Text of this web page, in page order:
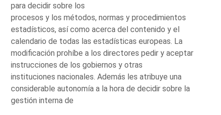
para decidir sobre los
procesos y los métodos, normas y procedimientos
estadísticos, así como acerca del contenido y el
calendario de todas las estadísticas europeas. La
modificación prohíbe a los directores pedir y aceptar
instrucciones de los gobiernos y otras
instituciones nacionales. Además les atribuye una
considerable autonomía a la hora de decidir sobre la
gestión interna de